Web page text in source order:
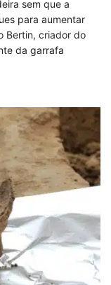
sem que a
para aumentar
Bertin, criador do
da garrafa